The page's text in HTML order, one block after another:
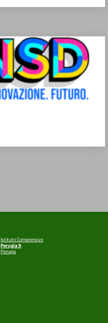
Istituto Comprensivo
Perugia 9
Perugia